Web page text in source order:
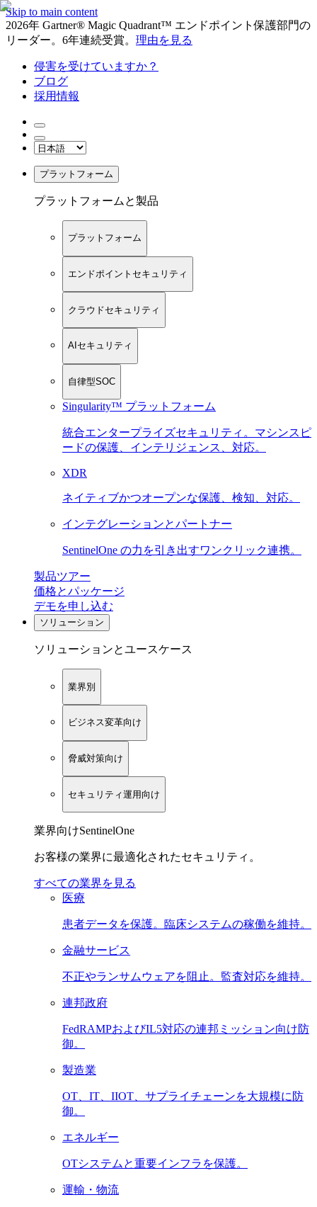
Skip to main content
2026年 Gartner® Magic Quadrant™ エンドポイント保護部門の
リーダー。6年連続受賞。 理由を見る
侵害を受けていますか？
ブログ
採用情報
プラットフォーム
プラットフォームと製品
プラットフォーム
エンドポイントセキュリティ
クラウドセキュリティ
AIセキュリティ
自律型SOC
Singularity™ プラットフォーム
統合エンタープライズセキュリティ。マシンスピ
ードの保護、インテリジェンス、対応。
XDR
ネイティブかつオープンな保護、検知、対応。
インテグレーションとパートナー
SentinelOne の力を引き出すワンクリック連携。
製品ツアー
価格とパッケージ
デモを申し込む
ソリューション
ソリューションとユースケース
業界別
ビジネス変革向け
脅威対策向け
セキュリティ運用向け
業界向けSentinelOne
お客様の業界に最適化されたセキュリティ。
すべての業界を見る
医療
患者データを保護。臨床システムの稼働を維持。
金融サービス
不正やランサムウェアを阻止。監査対応を維持。
連邦政府
FedRAMPおよびIL5対応の連邦ミッション向け防
御。
製造業
OT、IT、IIOT、サプライチェーンを大規模に防
御。
エネルギー
OTシステムと重要インフラを保護。
運輸・物流